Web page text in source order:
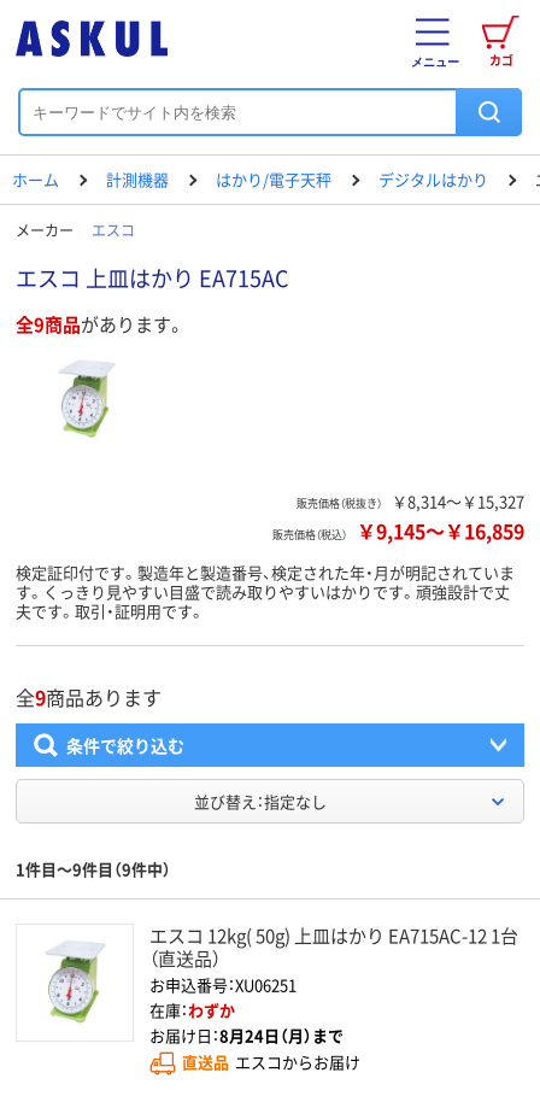
カゴ
メニュー
ホーム 計測機器 はかり/電子天秤 デジタルはかり
メーカー エスコ
エスコ 上皿はかり EA715AC
全9商品があります。
販売価格（税抜き） ￥8,314～￥15,327
販売価格（税込） ￥9,145～￥16,859
検定証印付です。製造年と製造番号、検定された年・月が明記されていま
す。くっきり見やすい目盛で読み取りやすいはかりです。頑強設計で丈
夫です。取引・証明用です。
全9商品あります
条件で絞り込む
並び替え：指定なし
1件目～9件目（9件中）
エスコ 12kg( 50g) 上皿はかり EA715AC-12 1台
（直送品）
お申込番号：XU06251
在庫：わずか
お届け日：8月24日（月）まで
直送品 エスコからお届け